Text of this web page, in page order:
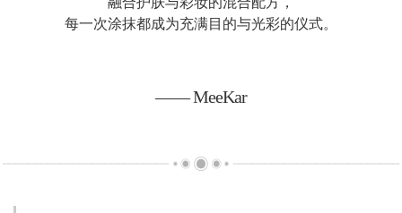
每一次涂抹都成为充满目的与光彩的仪式。
—— MeeKar